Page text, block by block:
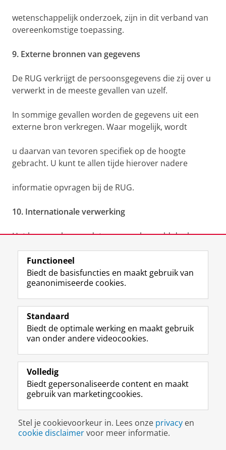
wetenschappelijk onderzoek, zijn in dit verband van
overeenkomstige toepassing.
9. Externe bronnen van gegevens
De RUG verkrijgt de persoonsgegevens die zij over u
verwerkt in de meeste gevallen van uzelf.
In sommige gevallen worden de gegevens uit een
externe bron verkregen. Waar mogelijk, wordt
u daarvan van tevoren specifiek op de hoogte
gebracht. U kunt te allen tijde hierover nadere
informatie opvragen bij de RUG.
10. Internationale verwerking
Het kan voorkomen dat voor een bepaald doel uw
persoonsgegevens onder
verantwoordelijkheid van de RUG worden verwerkt
buiten de Europese Economische Ruimte,
waar de Europese privacywetgeving niet van
toepassing is. In dat geval zorgt de RUG ervoor dat
maatregelen zijn getroffen waarmee de zorgvuldige
en veilige omgang met uw persoonsgegevens
wordt gewaarborgd.
De RUG bewaart uw persoonsgegevens niet langer
Functioneel
Biedt de basisfuncties en maakt gebruik van
geanonimiseerde cookies.
Standaard
Biedt de optimale werking en maakt gebruik
van onder andere videocookies.
Volledig
Biedt gepersonaliseerde content en maakt
gebruik van marketingcookies.
Stel je cookievoorkeur in. Lees onze privacy en
cookie disclaimervoor meer informatie.